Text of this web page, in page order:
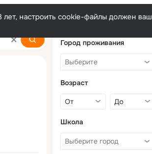
настроить cookie-файлы должен ваш
Город проживания
Возраст
Школа